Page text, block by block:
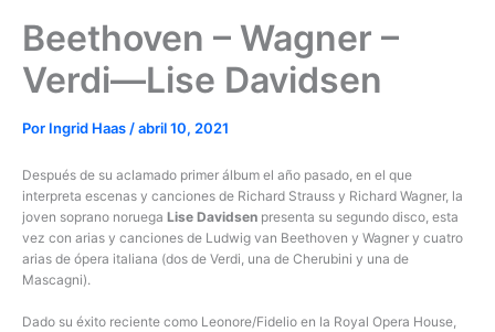
Beethoven – Wagner –
Verdi—Lise Davidsen
Por Ingrid Haas /abril 10, 2021
Después de su aclamado primer álbum el año pasado, en el que
interpreta escenas y canciones de Richard Strauss y Richard Wagner, la
joven soprano noruega Lise Davidsen presenta su segundo disco, esta
vez con arias y canciones de Ludwig van Beethoven y Wagner y cuatro
arias de ópera italiana (dos de Verdi, una de Cherubini y una de
Mascagni).
Dado su éxito reciente como Leonore/Fidelio en la Royal Opera House,